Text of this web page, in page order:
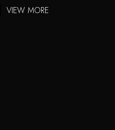
VIEW MORE